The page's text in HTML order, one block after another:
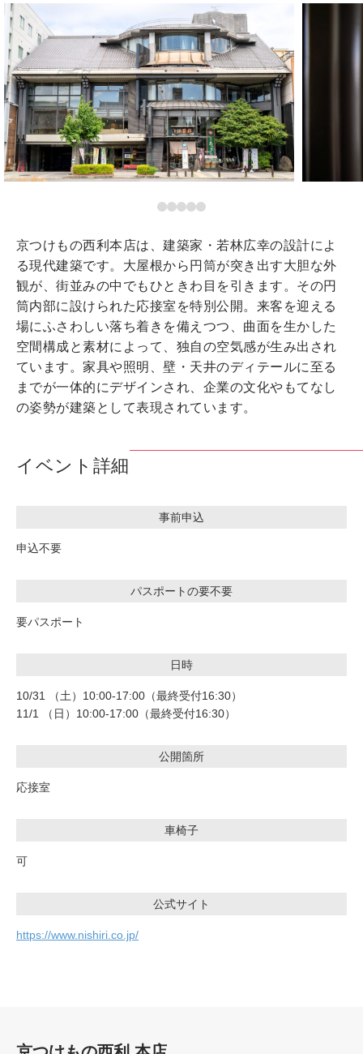
京つけもの西利本店は、建築家・若林広幸の設計によ
る現代建築です。大屋根から円筒が突き出す大胆な外
観が、街並みの中でもひときわ目を引きます。その円
筒内部に設けられた応接室を特別公開。来客を迎える
場にふさわしい落ち着きを備えつつ、曲面を生かした
空間構成と素材によって、独自の空気感が生み出され
ています。家具や照明、壁・天井のディテールに至る
までが一体的にデザインされ、企業の文化やもてなし
の姿勢が建築として表現されています。
イベント詳細
事前申込
申込不要
パスポートの要不要
要パスポート
日時
10/31 （土）10:00-17:00（最終受付16:30）
11/1 （日）10:00-17:00（最終受付16:30）
公開箇所
応接室
車椅子
可
公式サイト
https://www.nishiri.co.jp/